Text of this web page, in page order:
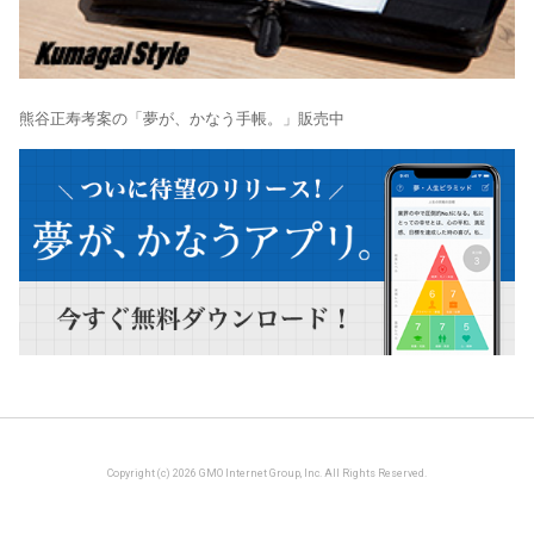
熊谷正寿考案の「夢が、かなう手帳。」販売中
Copyright (c) 2026 GMO Internet Group, Inc. All Rights Reserved.